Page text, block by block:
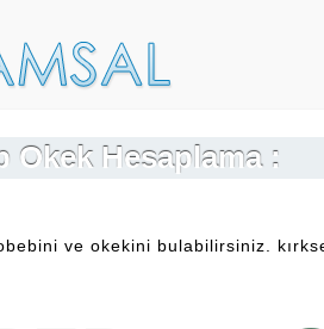
Okek Hesaplama :
ve okekini bulabilirsiniz.